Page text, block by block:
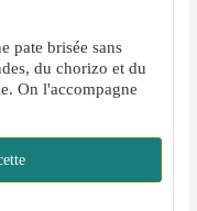
pate brisée sans
du chorizo et du
On l'accompagne